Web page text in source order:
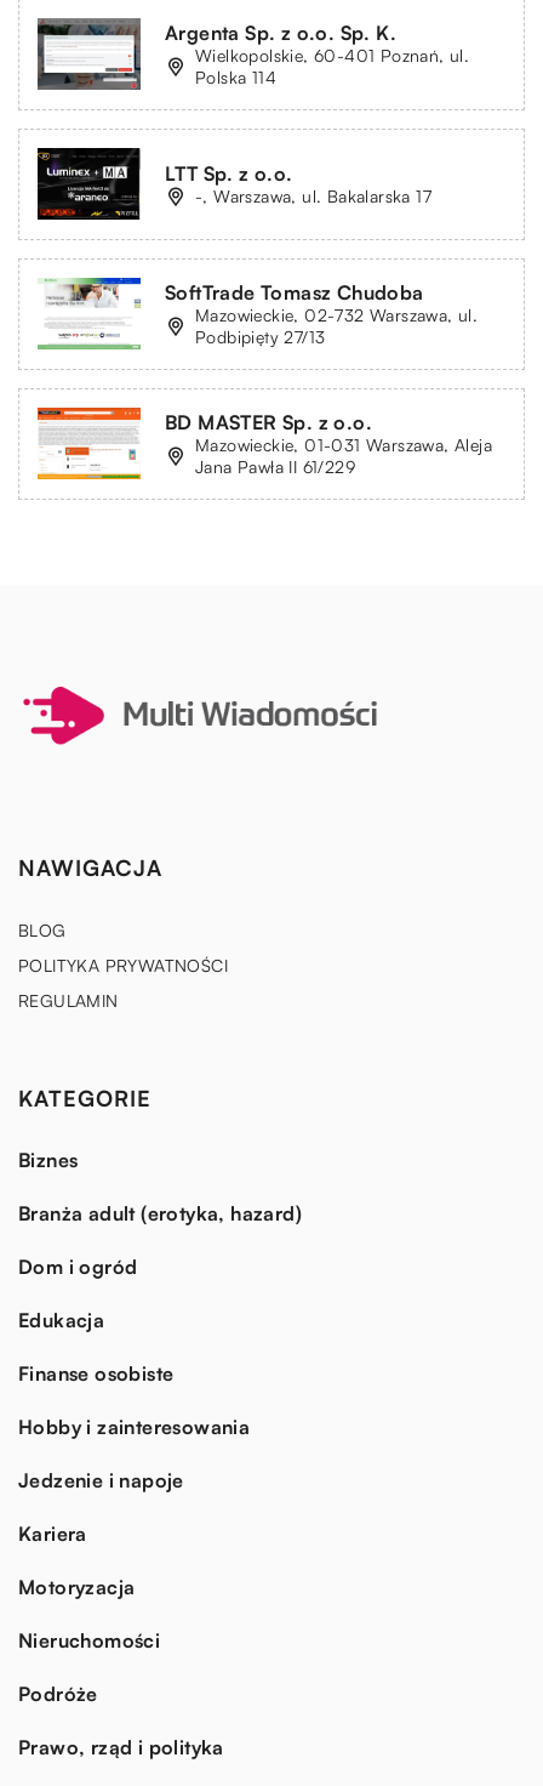
Argenta Sp. z o.o. Sp. K.
Wielkopolskie, 60-401 Poznań, ul.
Polska 114
LTT Sp. z o.o.
-, Warszawa, ul. Bakalarska 17
SoftTrade Tomasz Chudoba
Mazowieckie, 02-732 Warszawa, ul.
Podbipięty 27/13
BD MASTER Sp. z o.o.
Mazowieckie, 01-031 Warszawa, Aleja
Jana Pawła II 61/229
NAWIGACJA
BLOG
POLITYKA PRYWATNOŚCI
REGULAMIN
KATEGORIE
Biznes
Branża adult (erotyka, hazard)
Dom i ogród
Edukacja
Finanse osobiste
Hobby i zainteresowania
Jedzenie i napoje
Kariera
Motoryzacja
Nieruchomości
Podróże
Prawo, rząd i polityka